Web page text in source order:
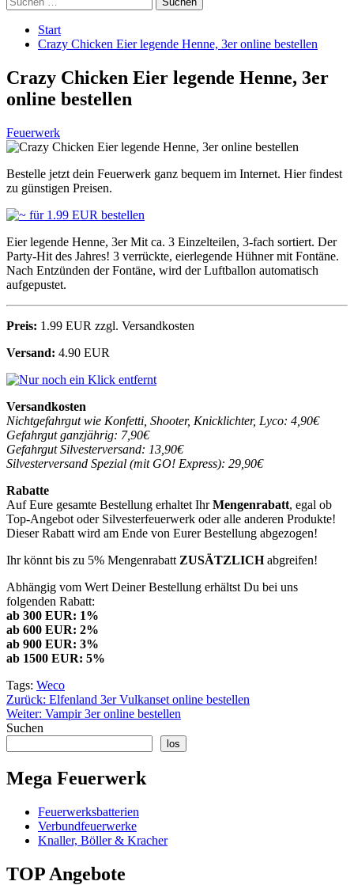
nach:
Start
Crazy Chicken Eier legende Henne, 3er online bestellen
Crazy Chicken Eier legende Henne, 3er
online bestellen
Feuerwerk
Bestelle jetzt dein Feuerwerk ganz bequem im Internet. Hier findest
zu günstigen Preisen.
Eier legende Henne, 3er Mit ca. 3 Einzelteilen, 3-fach sortiert. Der
Party-Hit des Jahres! 3 verrückte, eierlegende Hühner mit Fontäne.
Nach Entzünden der Fontäne, wird der Luftballon automatisch
aufgepustet.
Preis: 1.99 EUR zzgl. Versandkosten
Versand: 4.90 EUR
Versandkosten
Nichtgefahrgut wie Konfetti, Shooter, Knicklichter, Lyco: 4,90€
Gefahrgut ganzjährig: 7,90€
Gefahrgut Silvesterversand: 13,90€
Silvesterversand Spezial (mit GO! Express): 29,90€
Rabatte
Auf Eure gesamte Bestellung erhaltet IhrMengenrabatt, egal ob
Top-Angebot oder Silvesterfeuerwerk oder alle anderen Produkte!
Dieser Rabatt wird am Ende von Eurer Bestellung abgezogen!
Ihr könnt bis zu 5% Mengenrabatt ZUSÄTZLICHabgreifen!
Abhängig vom Wert Deiner Bestellung erhältst Du bei uns
folgenden Rabatt:
ab 300 EUR: 1%
ab 600 EUR: 2%
ab 900 EUR: 3%
ab 1500 EUR: 5%
Tags: Weco
Beitragsnavigation
Zurück: Elfenland 3er Vulkanset online bestellen
Weiter: Vampir 3er online bestellen
Suchen
los
Mega Feuerwerk
Feuerwerksbatterien
Verbundfeuerwerke
Knaller, Böller & Kracher
TOP Angebote